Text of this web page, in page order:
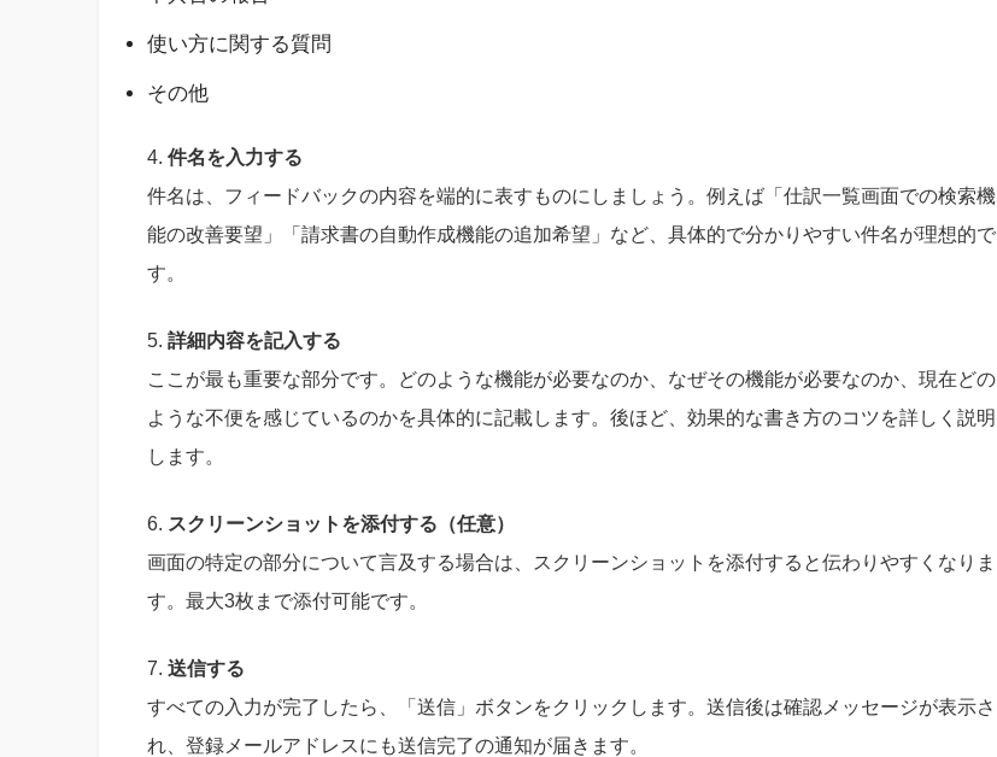
使い方に関する質問
その他
4. 件名を入力する
件名は、フィードバックの内容を端的に表すものにしましょう。例えば「仕訳一覧画面での検索機
能の改善要望」「請求書の自動作成機能の追加希望」など、具体的で分かりやすい件名が理想的で
す。
5. 詳細内容を記入する
ここが最も重要な部分です。どのような機能が必要なのか、なぜその機能が必要なのか、現在どの
ような不便を感じているのかを具体的に記載します。後ほど、効果的な書き方のコツを詳しく説明
します。
6. スクリーンショットを添付する（任意）
画面の特定の部分について言及する場合は、スクリーンショットを添付すると伝わりやすくなりま
す。最大3枚まで添付可能です。
7. 送信する
すべての入力が完了したら、「送信」ボタンをクリックします。送信後は確認メッセージが表示さ
れ、登録メールアドレスにも送信完了の通知が届きます。